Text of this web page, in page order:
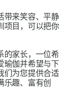
带来笑容、平静
项目，可以把你
的家长，一位希
瑜伽并希望与下
们为您提供合适
乐趣、富有创